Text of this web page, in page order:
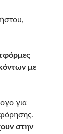
με
για
στην